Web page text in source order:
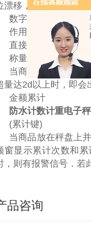
漂移，影响秤的准确
数字键
作用：置入单价。
直接按数字键即可
称量
当商品置于秤盘上
量达2d以上时，即会
金额累计
防水计数计重电子
(累计键)
当商品放在秤盘上
窗显示累计次数和
，则有报警信号．若
品咨询